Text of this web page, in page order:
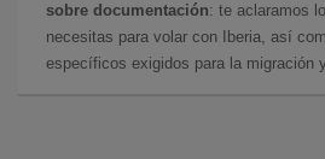
sobre documentación: te aclaramos
necesitas para volar con Iberia, así
específicos exigidos para la migración